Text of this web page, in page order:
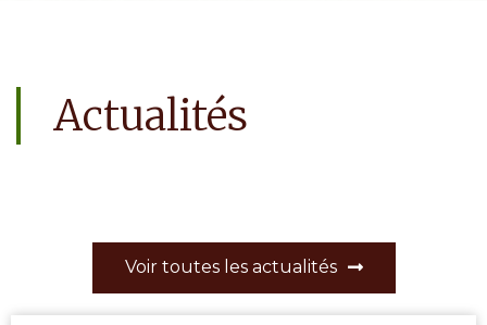
Actualités
Voir toutes les actualités